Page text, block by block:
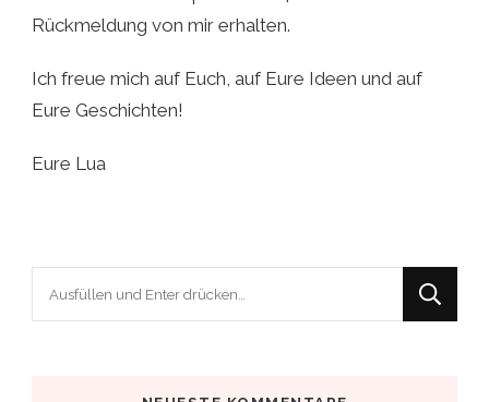
Rückmeldung von mir erhalten.
Ich freue mich auf Euch, auf Eure Ideen und auf
Eure Geschichten!
Eure Lua